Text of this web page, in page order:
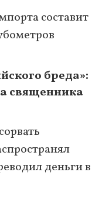
составит
бреда»:
священника
деньги в